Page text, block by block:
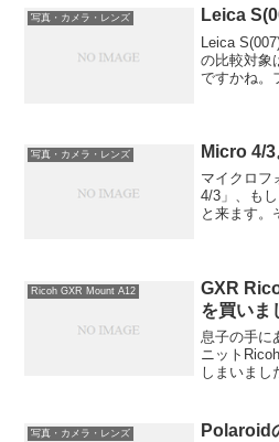
大作です。
ズ体系を
写真・カメラ・レンズ Leica
Leica
の比較対象
ですかね。
写真・カメラ・レンズ Micro 4/3
マイクロフ
4/3」、も
と来ます。
チ）型...
Ricoh GXR Mount A12
GXR
を買いま
息子の手に
ニット
しまいまし
MY設定に
写真・カメラ・レンズ
Polaroid